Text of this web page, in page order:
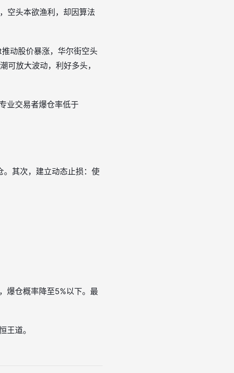
空头本欲渔利，却因算法
动股价暴涨，华尔街空头
放大波动，利好多头，
业交易者爆仓率低于
。其次，建立动态止损：使
爆仓概率降至5%以下。最
王道。